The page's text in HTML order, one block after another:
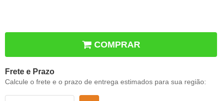
COMPRAR
Frete e Prazo
Calcule o frete e o prazo de entrega estimados para sua região: